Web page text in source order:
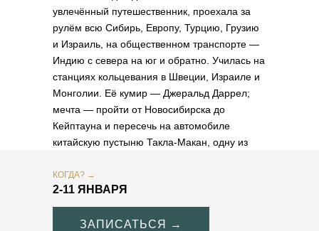
увлечённый путешественник, проехала за
рулём всю Сибирь, Европу, Турцию, Грузию
и Израиль, на общественном транспорте —
Индию с севера на юг и обратно. Училась на
станциях кольцевания в Швеции, Израиле и
Монголии. Её кумир — Джеральд Даррел;
мечта — пройти от Новосибирска до
Кейптауна и пересечь на автомобиле
китайскую пустыню Такла-Макан, одну из
ЗАПИСАТЬСЯ →
2-11 ЯНВАРЯ
КОГДА? →